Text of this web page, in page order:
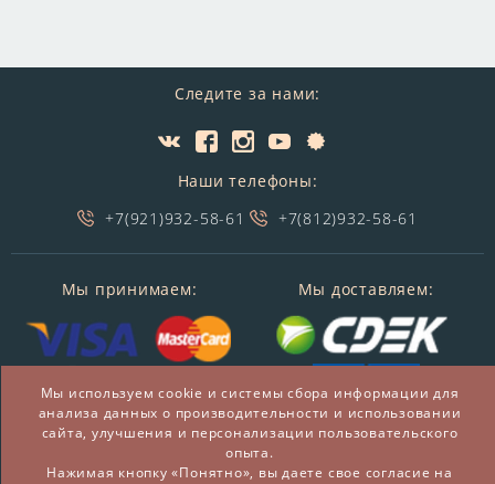
Следите за нами:
Наши телефоны:
+7(921)932-58-61
+7(812)932-58-61
Мы принимаем: Мы доставляем:
© 2014-2026 БронзаМания -Интернет-магазин
Мы используем cookie и системы сбора информации для
анализа данных о производительности и использовании
сайта, улучшения и персонализации пользовательского
опыта.
Нажимая кнопку «Понятно», вы даете свое согласие на